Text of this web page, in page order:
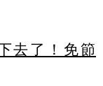
去了！免節